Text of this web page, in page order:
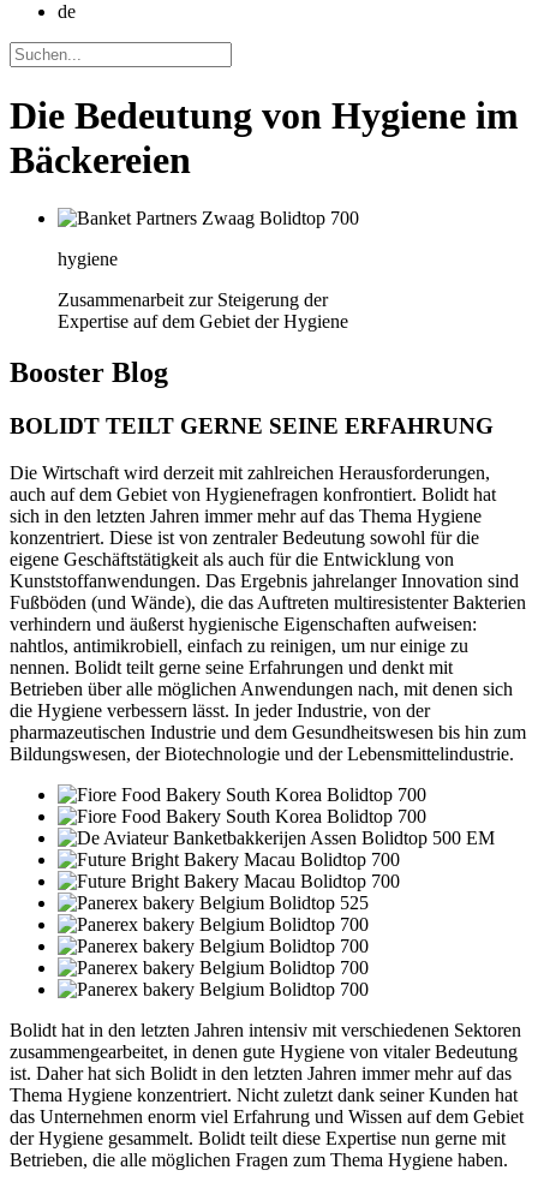
de
Die Bedeutung von Hygiene im
Bäckereien
hygiene
Zusammenarbeit zur Steigerung der
Expertise auf dem Gebiet der Hygiene
Booster Blog
BOLIDT TEILT GERNE SEINE ERFAHRUNG
Die Wirtschaft wird derzeit mit zahlreichen Herausforderungen,
auch auf dem Gebiet von Hygienefragen konfrontiert. Bolidt hat
sich in den letzten Jahren immer mehr auf das Thema Hygiene
konzentriert. Diese ist von zentraler Bedeutung sowohl für die
eigene Geschäftstätigkeit als auch für die Entwicklung von
Kunststoffanwendungen. Das Ergebnis jahrelanger Innovation sind
Fußböden (und Wände), die das Auftreten multiresistenter Bakterien
verhindern und äußerst hygienische Eigenschaften aufweisen:
nahtlos, antimikrobiell, einfach zu reinigen, um nur einige zu
nennen. Bolidt teilt gerne seine Erfahrungen und denkt mit
Betrieben über alle möglichen Anwendungen nach, mit denen sich
die Hygiene verbessern lässt. In jeder Industrie, von der
pharmazeutischen Industrie und dem Gesundheitswesen bis hin zum
Bildungswesen, der Biotechnologie und der Lebensmittelindustrie.
Bolidt hat in den letzten Jahren intensiv mit verschiedenen Sektoren
zusammengearbeitet, in denen gute Hygiene von vitaler Bedeutung
ist. Daher hat sich Bolidt in den letzten Jahren immer mehr auf das
Thema Hygiene konzentriert. Nicht zuletzt dank seiner Kunden hat
das Unternehmen enorm viel Erfahrung und Wissen auf dem Gebiet
der Hygiene gesammelt. Bolidt teilt diese Expertise nun gerne mit
Betrieben, die alle möglichen Fragen zum Thema Hygiene haben.